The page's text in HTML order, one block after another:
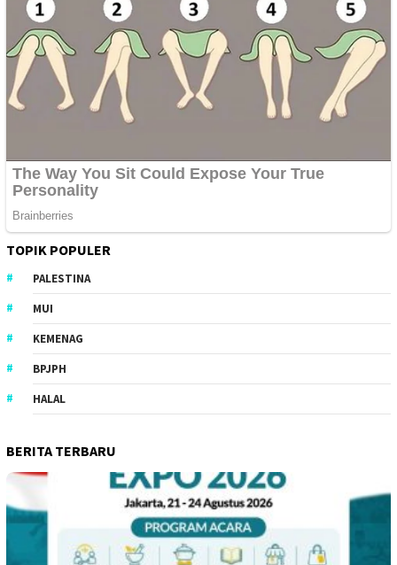
TOPIK POPULER
PALESTINA
MUI
KEMENAG
BPJPH
HALAL
BERITA TERBARU